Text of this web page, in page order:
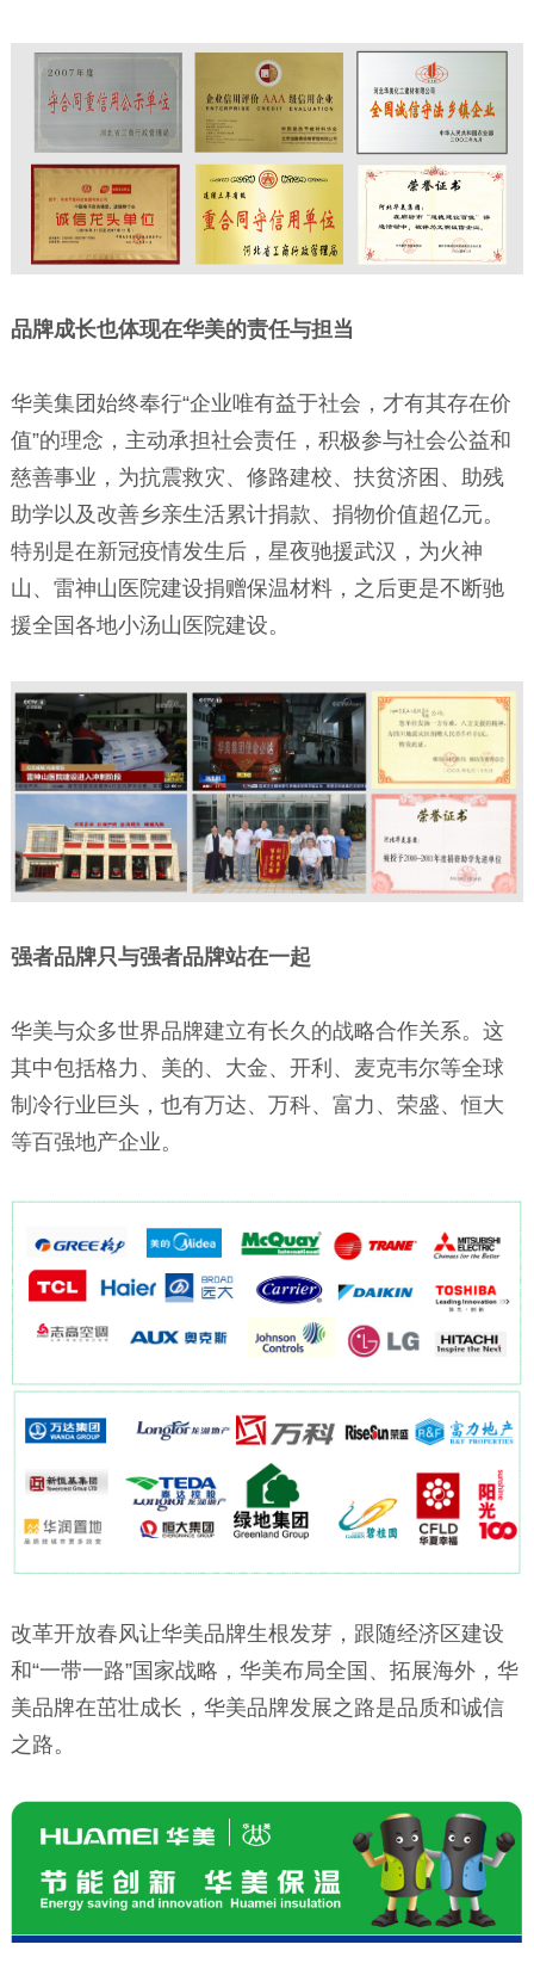
品牌成长也体现在华美的责任与担当
华美集团始终奉行“企业唯有益于社会，才有其存在价
值”的理念，主动承担社会责任，积极参与社会公益和
慈善事业，为抗震救灾、修路建校、扶贫济困、助残
助学以及改善乡亲生活累计捐款、捐物价值超亿元。
特别是在新冠疫情发生后，星夜驰援武汉，为火神
山、雷神山医院建设捐赠保温材料，之后更是不断驰
援全国各地小汤山医院建设。
强者品牌只与强者品牌站在一起
华美与众多世界品牌建立有长久的战略合作关系。这
其中包括格力、美的、大金、开利、麦克韦尔等全球
制冷行业巨头，也有万达、万科、富力、荣盛、恒大
等百强地产企业。
改革开放春风让华美品牌生根发芽，跟随经济区建设
和“一带一路”国家战略，华美布局全国、拓展海外，华
美品牌在茁壮成长，华美品牌发展之路是品质和诚信
之路。